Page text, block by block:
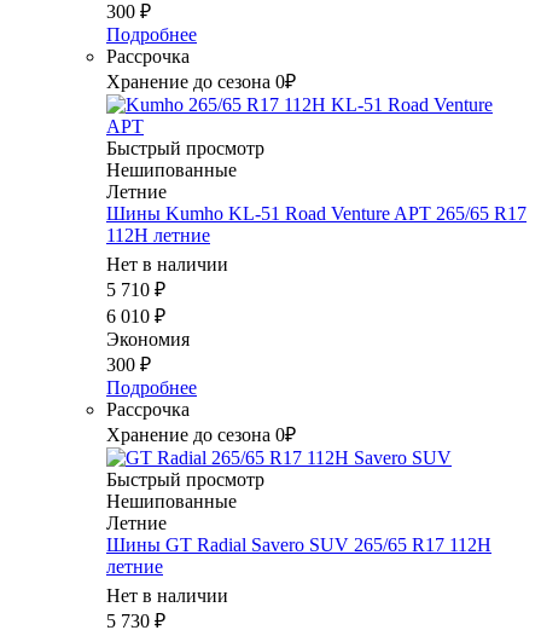
300 ₽
Подробнее
Рассрочка
Хранение до сезона 0₽
Быстрый просмотр
Нешипованные
Летние
Шины Kumho KL-51 Road Venture APT 265/65 R17
112H летние
Нет в наличии
5 710 ₽
6 010 ₽
Экономия
300 ₽
Подробнее
Рассрочка
Хранение до сезона 0₽
Быстрый просмотр
Нешипованные
Летние
Шины GT Radial Savero SUV 265/65 R17 112H
летние
Нет в наличии
5 730 ₽